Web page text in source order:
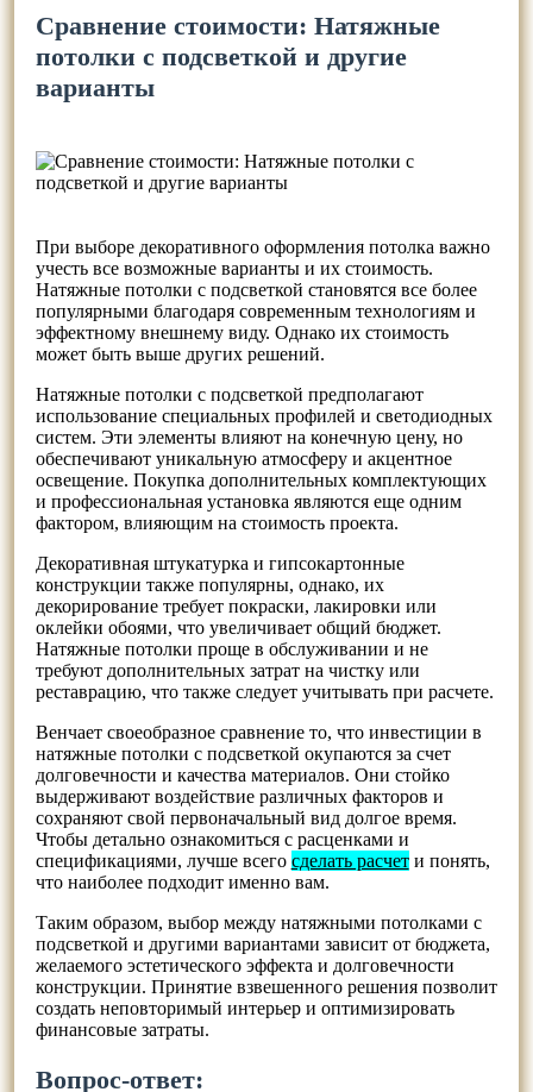
Сравнение стоимости: Натяжные
потолки с подсветкой и другие
варианты
При выборе декоративного оформления потолка важно
учесть все возможные варианты и их стоимость.
Натяжные потолки с подсветкой становятся все более
популярными благодаря современным технологиям и
эффектному внешнему виду. Однако их стоимость
может быть выше других решений.
Натяжные потолки с подсветкой предполагают
использование специальных профилей и светодиодных
систем. Эти элементы влияют на конечную цену, но
обеспечивают уникальную атмосферу и акцентное
освещение. Покупка дополнительных комплектующих
и профессиональная установка являются еще одним
фактором, влияющим на стоимость проекта.
Декоративная штукатурка и гипсокартонные
конструкции также популярны, однако, их
декорирование требует покраски, лакировки или
оклейки обоями, что увеличивает общий бюджет.
Натяжные потолки проще в обслуживании и не
требуют дополнительных затрат на чистку или
реставрацию, что также следует учитывать при расчете.
Венчает своеобразное сравнение то, что инвестиции в
натяжные потолки с подсветкой окупаются за счет
долговечности и качества материалов. Они стойко
выдерживают воздействие различных факторов и
сохраняют свой первоначальный вид долгое время.
Чтобы детально ознакомиться с расценками и
спецификациями, лучше всего сделать расчети понять,
что наиболее подходит именно вам.
Таким образом, выбор между натяжными потолками с
подсветкой и другими вариантами зависит от бюджета,
желаемого эстетического эффекта и долговечности
конструкции. Принятие взвешенного решения позволит
создать неповторимый интерьер и оптимизировать
финансовые затраты.
Вопрос-ответ: